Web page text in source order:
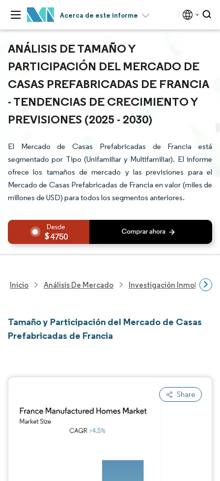
Acerca de este informe
ANÁLISIS DE TAMAÑO Y
PARTICIPACIÓN DEL MERCADO DE
CASAS PREFABRICADAS DE FRANCIA
- TENDENCIAS DE CRECIMIENTO Y
PREVISIONES (2025 - 2030)
El Mercado de Casas Prefabricadas de Francia está
segmentado por Tipo (Unifamiliar y Multifamiliar). El informe
ofrece los tamaños de mercado y las previsiones para el
Mercado de Casas Prefabricadas de Francia en valor (miles de
millones de USD) para todos los segmentos anteriores.
4750
Inicio Análisis De Mercado Investigación Inmobiliaria
Tamaño y Participación del Mercado de Casas
Prefabricadas de Francia
Share